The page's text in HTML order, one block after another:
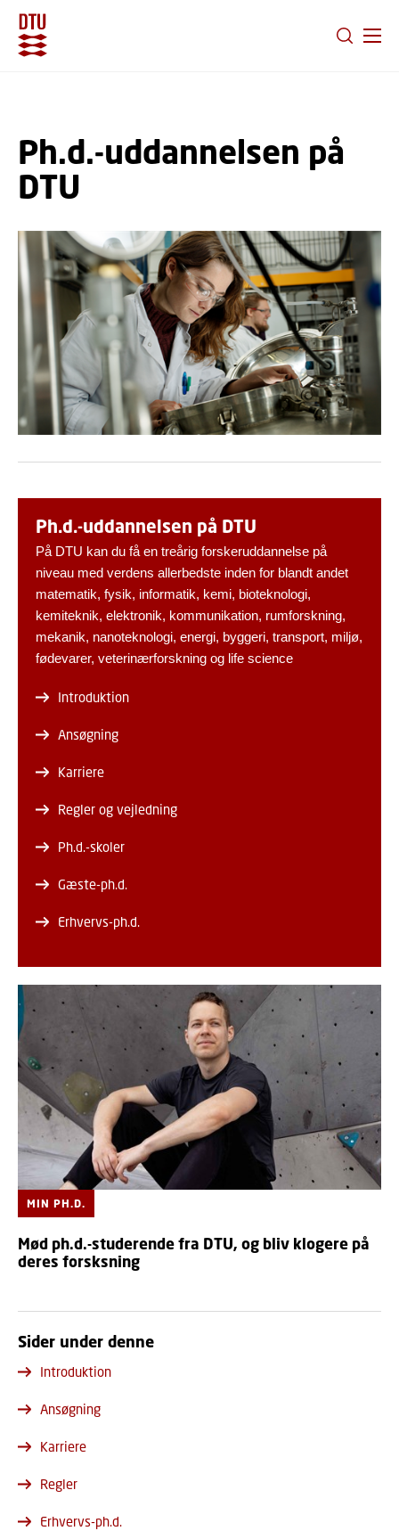
Ph.d.-uddannelsen på
DTU
Ph.d.-uddannelsen på DTU
På DTU kan du få en treårig forskeruddannelse på
niveau med verdens allerbedste inden for blandt andet
matematik, fysik, informatik, kemi, bioteknologi,
kemiteknik, elektronik, kommunikation, rumforskning,
mekanik, nanoteknologi, energi, byggeri, transport, miljø,
fødevarer, veterinærforskning og life science
Introduktion
Ansøgning
Karriere
Regler og vejledning
Ph.d.-skoler
Gæste-ph.d.
Erhvervs-ph.d.
MIN PH.D.
Mød ph.d.-studerende fra DTU, og bliv klogere på
deres forsksning
Sider under denne
Introduktion
Ansøgning
Karriere
Regler
Erhvervs-ph.d.